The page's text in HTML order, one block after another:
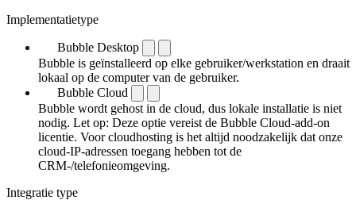
Implementatietype
Bubble Desktop
Bubble is geïnstalleerd op elke gebruiker/werkstation en draait
lokaal op de computer van de gebruiker.
Bubble Cloud
Bubble wordt gehost in de cloud, dus lokale installatie is niet
nodig. Let op: Deze optie vereist de Bubble Cloud-add-on
licentie. Voor cloudhosting is het altijd noodzakelijk dat onze
cloud-IP-adressen toegang hebben tot de
CRM-/telefonieomgeving.
Integratie type